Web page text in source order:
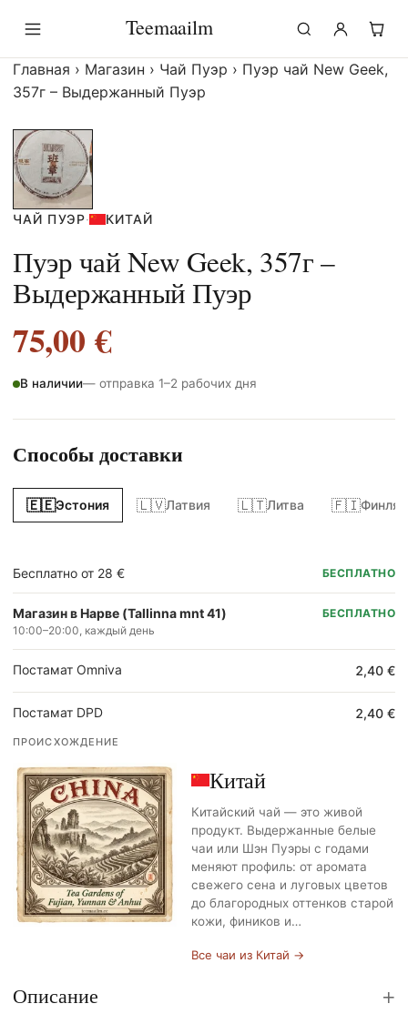
содержимому
Teemaailm
Главная › Магазин › Чай Пуэр › Пуэр чай New Geek,
357г – Выдержанный Пуэр
ПРОИСХОЖДЕНИЕ
Китай
Китайский чай — это живой
продукт. Выдержанные белые
чаи или Шэн Пуэры с годами
меняют профиль: от аромата
свежего сена и луговых цветов
до благородных оттенков старой
кожи, фиников и…
Все чаи из Китай →
Описание +
ЧАЙ ПУЭР· КИТАЙ
Пуэр чай New Geek, 357г –
Выдержанный Пуэр
75,00€
В наличии— отправка 1–2 рабочих дня
Способы доставки
🇪🇪Эстония 🇱🇻Латвия 🇱🇹Литва 🇫🇮
Бесплатно от 28 € БЕСПЛАТНО
Магазин в Нарве (Tallinna mnt 41)
10:00–20:00, каждый день
БЕСПЛАТНО
Постамат Omniva 2,40 €
Постамат DPD 2,40 €